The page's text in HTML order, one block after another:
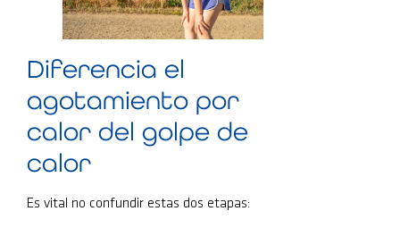
Diferencia el
agotamiento por
calor del golpe de
calor
Es vital no confundir estas dos etapas: